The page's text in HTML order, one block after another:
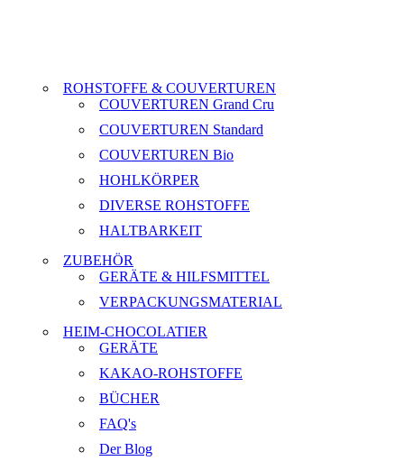
ROHSTOFFE & COUVERTUREN
COUVERTUREN Grand Cru
COUVERTUREN Standard
COUVERTUREN Bio
HOHLKÖRPER
DIVERSE ROHSTOFFE
HALTBARKEIT
ZUBEHÖR
GERÄTE & HILFSMITTEL
VERPACKUNGSMATERIAL
HEIM-CHOCOLATIER
GERÄTE
KAKAO-ROHSTOFFE
BÜCHER
FAQ's
Der Blog